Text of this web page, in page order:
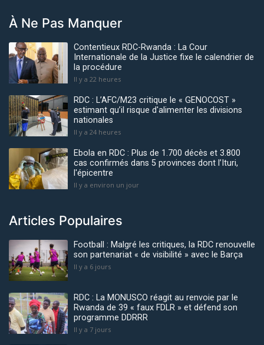
À Ne Pas Manquer
Contentieux RDC-Rwanda : La Cour
Internationale de la Justice fixe le calendrier de
la procédure
Il y a 22 heures
RDC : L’AFC/M23 critique le « GENOCOST »
estimant qu’il risque d'alimenter les divisions
nationales
Il y a 24 heures
Ebola en RDC : Plus de 1.700 décès et 3.800
cas confirmés dans 5 provinces dont l’Ituri,
l'épicentre
Il y a environ un jour
Articles Populaires
Football : Malgré les critiques, la RDC renouvelle
son partenariat « de visibilité » avec le Barça
Il y a 6 jours
RDC : La MONUSCO réagit au renvoie par le
Rwanda de 39 « faux FDLR » et défend son
programme DDRRR
Il y a 7 jours